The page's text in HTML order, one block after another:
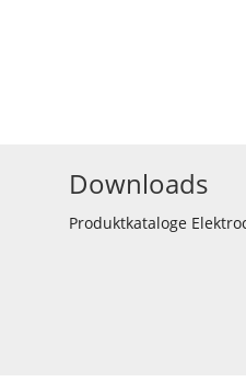
Downloads
Produktkataloge